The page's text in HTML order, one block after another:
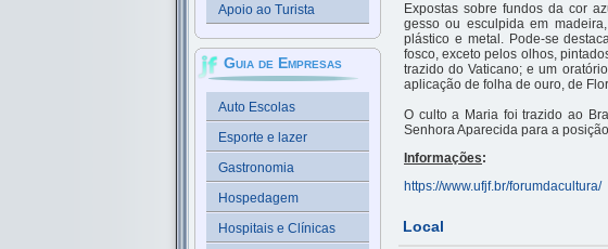
Apoio ao Turista
Guia de Empresas
Auto Escolas
Esporte e lazer
Gastronomia
Hospedagem
Hospitais e Clínicas
Expostas sobre fundos da cor
gesso ou esculpida em
plástico e metal. Pode-se
fosco, exceto pelos olhos,
trazido do Vaticano; e um
aplicação de folha de ouro, de
O culto a Maria foi trazido ao
Senhora Aparecida para a
Informações:
https://www.ufjf.br/forumdacultura/
Local